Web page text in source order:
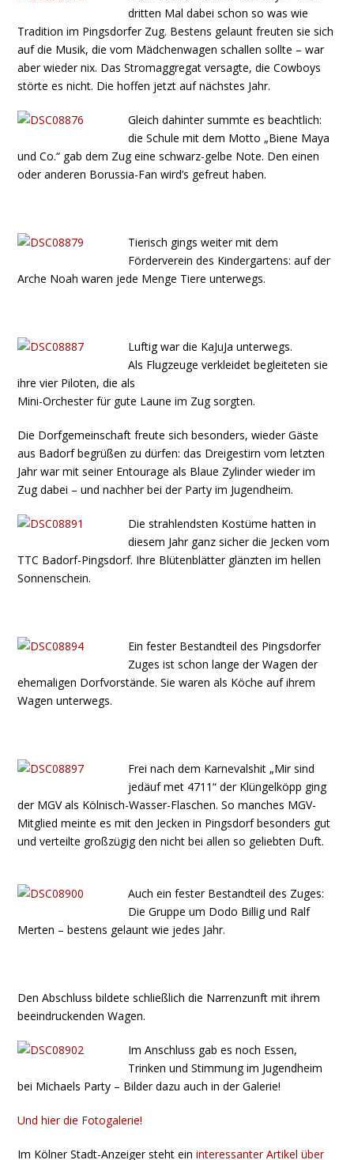
dritten Mal dabei schon so was wie
Tradition im Pingsdorfer Zug. Bestens gelaunt freuten sie sich
auf die Musik, die vom Mädchenwagen schallen sollte – war
aber wieder nix. Das Stromaggregat versagte, die Cowboys
störte es nicht. Die hoffen jetzt auf nächstes Jahr.
Gleich dahinter summte es beachtlich:
die Schule mit dem Motto „Biene Maya
und Co.“ gab dem Zug eine schwarz-gelbe Note. Den einen
oder anderen Borussia-Fan wird’s gefreut haben.
Tierisch gings weiter mit dem
Förderverein des Kindergartens: auf der
Arche Noah waren jede Menge Tiere unterwegs.
Luftig war die KaJuJa unterwegs.
Als Flugzeuge verkleidet begleiteten sie
ihre vier Piloten, die als
Mini-Orchester für gute Laune im Zug sorgten.
Die Dorfgemeinschaft freute sich besonders, wieder Gäste
aus Badorf begrüßen zu dürfen: das Dreigestirn vom letzten
Jahr war mit seiner Entourage als Blaue Zylinder wieder im
Zug dabei – und nachher bei der Party im Jugendheim.
Die strahlendsten Kostüme hatten in
diesem Jahr ganz sicher die Jecken vom
TTC Badorf-Pingsdorf. Ihre Blütenblätter glänzten im hellen
Sonnenschein.
Ein fester Bestandteil des Pingsdorfer
Zuges ist schon lange der Wagen der
ehemaligen Dorfvorstände. Sie waren als Köche auf ihrem
Wagen unterwegs.
Frei nach dem Karnevalshit „Mir sind
jedäuf met 4711“ der Klüngelköpp ging
der MGV als Kölnisch-Wasser-Flaschen. So manches MGV-
Mitglied meinte es mit den Jecken in Pingsdorf besonders gut
und verteilte großzügig den nicht bei allen so geliebten Duft.
Auch ein fester Bestandteil des Zuges:
Die Gruppe um Dodo Billig und Ralf
Merten – bestens gelaunt wie jedes Jahr.
Den Abschluss bildete schließlich die Narrenzunft mit ihrem
beeindruckenden Wagen.
Im Anschluss gab es noch Essen,
Trinken und Stimmung im Jugendheim
bei Michaels Party – Bilder dazu auch in der Galerie!
Und hier die Fotogalerie!
Im Kölner Stadt-Anzeiger steht eininteressanter Artikel über